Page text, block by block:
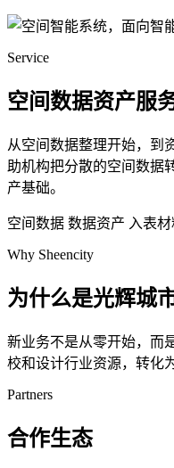
Service
空间数据资产服
从空间数据整理开始，到
助机构把分散的空间数据
产基础。
空间数据 数据资产 入表
Why Sheencity
为什么是光辉城
新业务不是从零开始，而
校和设计行业资源，转化
Partners
合作生态